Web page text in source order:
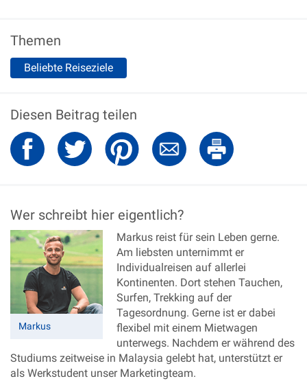
Themen
Beliebte Reiseziele
Diesen Beitrag teilen
Wer schreibt hier eigentlich?
Markus
Markus reist für sein Leben gerne.
Am liebsten unternimmt er
Individualreisen auf allerlei
Kontinenten. Dort stehen Tauchen,
Surfen, Trekking auf der
Tagesordnung. Gerne ist er dabei
flexibel mit einem Mietwagen
unterwegs. Nachdem er während des
Studiums zeitweise in Malaysia gelebt hat, unterstützt er
als Werkstudent unser Marketingteam.